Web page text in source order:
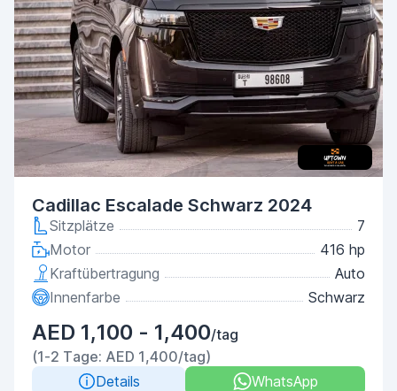
Cadillac Escalade Schwarz 2024
Sitzplätze
7
Motor
416 hp
Kraftübertragung
Auto
Innenfarbe
Schwarz
AED 1,100 - 1,400/tag
(1-2 Tage: AED 1,400/tag)
Details
WhatsApp